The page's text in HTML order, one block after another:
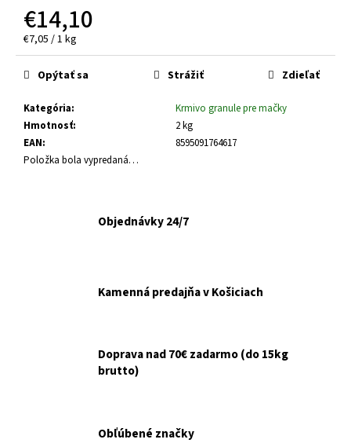
€14,10
Jednotková
cena:
€7,05 / 1 kg
Kategória:
Krmivo granule pre mačky
Hmotnosť:
2 kg
EAN:
8595091764617
Položka bola vypredaná…
Opýtať sa Strážiť Zdieľať
Objednávky 24/7
Kamenná predajňa v Košiciach
Doprava nad 70€ zadarmo (do 15kg
brutto)
Obľúbené značky
O
d
p
o
ú
a
m